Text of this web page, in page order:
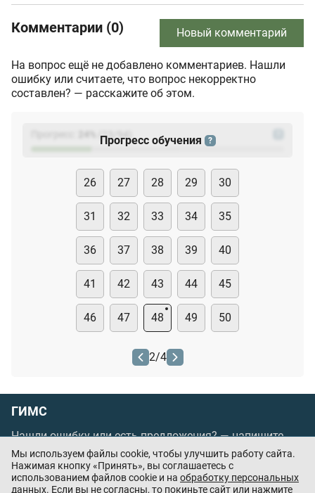
Комментарии (0) Новый комментарий
На вопрос ещё не добавлено комментариев. Нашли
ошибку или считаете, что вопрос некорректно
составлен? — расскажите об этом.
(23
Прогресс обучения ?
26 27 28 29 30
31 32 33 34 35
36 37 38 39 40
41 42 43 44 45
46 47 48 49 50
2/4
ГИМС
Нашли ошибку или есть предложения? —напишите
нам
Порядок проведения оплаты по банковским
картам/Цены/Оферта
Мы используем файлы cookie, чтобы улучшить работу сайта.
Нажимая кнопку «Принять», вы соглашаетесь с
использованием файлов cookie и на обработку персональных
данных. Если вы не согласны, то покиньте сайт или нажмите